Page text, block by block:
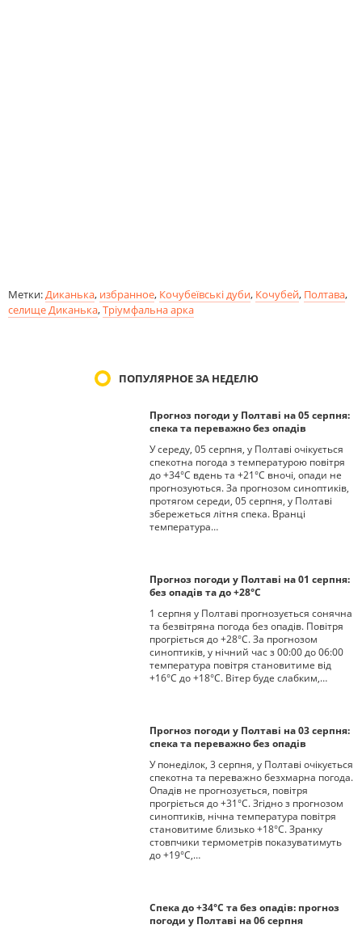
Метки:Диканька, избранное, Кочубеївські дуби, Кочубей, Полтава,
селище Диканька,Тріумфальна арка
ПОПУЛЯРНОЕ ЗА НЕДЕЛЮ
Прогноз погоди у Полтаві на 05 серпня:
спека та переважно без опадів
У середу, 05 серпня, у Полтаві очікується
спекотна погода з температурою повітря
до +34°С вдень та +21°С вночі, опади не
прогнозуються. За прогнозом синоптиків,
протягом середи, 05 серпня, у Полтаві
збережеться літня спека. Вранці
температура…
Прогноз погоди у Полтаві на 01 серпня:
без опадів та до +28°С
1 серпня у Полтаві прогнозується сонячна
та безвітряна погода без опадів. Повітря
прогріється до +28°С. За прогнозом
синоптиків, у нічний час з 00:00 до 06:00
температура повітря становитиме від
+16°С до +18°С. Вітер буде слабким,…
Прогноз погоди у Полтаві на 03 серпня:
спека та переважно без опадів
У понеділок, 3 серпня, у Полтаві очікується
спекотна та переважно безхмарна погода.
Опадів не прогнозується, повітря
прогріється до +31°С. Згідно з прогнозом
синоптиків, нічна температура повітря
становитиме близько +18°С. Зранку
стовпчики термометрів показуватимуть
до +19°С,…
Спека до +34°С та без опадів: прогноз
погоди у Полтаві на 06 серпня